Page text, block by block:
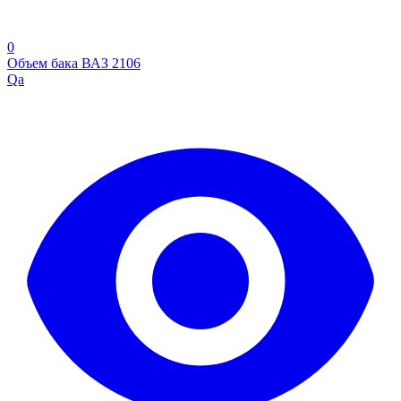
0
Объем бака ВАЗ 2106
Qa